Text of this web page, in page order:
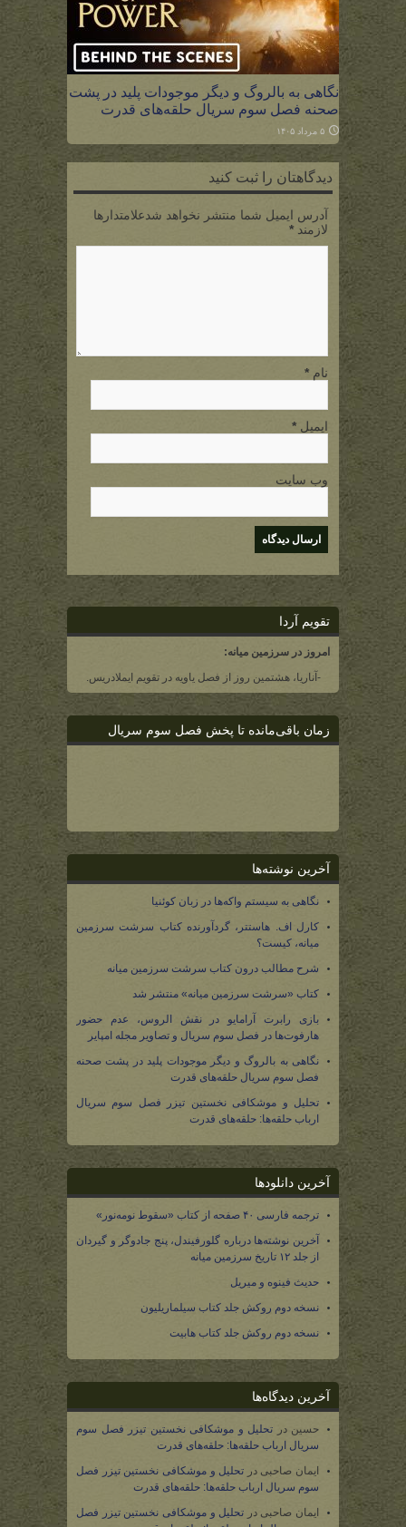
نگاهی به بالروگ و دیگر موجودات پلید در پشت
صحنه فصل سوم سریال حلقه‌های قدرت
۵ مرداد ۱۴۰۵
دیدگاهتان را ثبت کنید
آدرس ایمیل شما منتشر نخواهد شدعلامتدارها
لازمند *
نام *
ایمیل *
وب سایت
تقویم آردا
امروز در سرزمین میانه:
-آناریا، هشتمین روز از فصل یاویه در تقویم ایملادریس.
زمان باقی‌مانده تا پخش فصل سوم سریال
آخرین نوشته‌ها
نگاهی به سیستم واکه‌ها در زبان کوئنیا
کارل اف. هاستتر، گردآورنده کتاب سرشت سرزمین
میانه، کیست؟
شرح مطالب درون کتاب سرشت سرزمین میانه
کتاب «سرشت سرزمین میانه» منتشر شد
بازی رابرت آرامایو در نقش الروس، عدم حضور
هارفوت‌ها در فصل سوم سریال و تصاویر مجله امپایر
نگاهی به بالروگ و دیگر موجودات پلید در پشت صحنه
فصل سوم سریال حلقه‌های قدرت
تحلیل و موشکافی نخستین تیزر فصل سوم سریال
ارباب حلقه‌ها: حلقه‌های قدرت
آخرین دانلودها
ترجمه فارسی ۴۰ صفحه از کتاب «سقوط نومه‌نور»
آخرین نوشته‌ها درباره گلورفیندل، پنج جادوگر و گیردان
از جلد ۱۲ تاریخ سرزمین میانه
حدیث فینوه و میریل
نسخه دوم روکش جلد کتاب سیلماریلیون
نسخه دوم روکش جلد کتاب هابیت
آخرین دیدگاه‌ها
حسین در تحلیل و موشکافی نخستین تیزر فصل سوم
سریال ارباب حلقه‌ها: حلقه‌های قدرت
ایمان صاحبی در تحلیل و موشکافی نخستین تیزر فصل
سوم سریال ارباب حلقه‌ها: حلقه‌های قدرت
ایمان صاحبی در تحلیل و موشکافی نخستین تیزر فصل